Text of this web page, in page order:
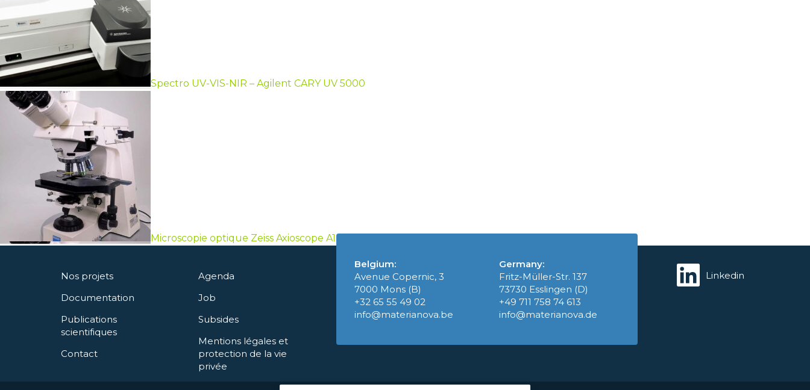
Spectro UV-VIS-NIR – Agilent CARY UV 5000
Microscopie optique Zeiss Axioscope A1
Nos projets
Documentation
Publications
scientifiques
Contact
Agenda
Job
Subsides
Mentions légales et
protection de la vie
privée
Belgium:
Avenue Copernic, 3
7000 Mons (B)
+32 65 55 49 02
info@materianova.be
Germany:
Fritz-Müller-Str. 137
73730 Esslingen (D)
+49 711 758 74 613
info@materianova.de
Linkedin